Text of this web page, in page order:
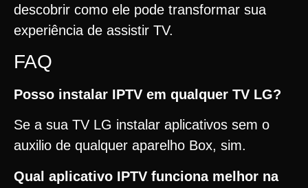
descobrir como ele pode transformar sua
experiência de assistir TV.
FAQ
Posso instalar IPTV em qualquer TV LG?
Se a sua TV LG instalar aplicativos sem o
auxilio de qualquer aparelho Box, sim.
Qual aplicativo IPTV funciona melhor na